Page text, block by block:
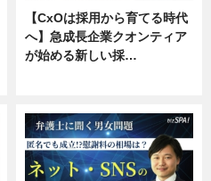
【CxOは採用から育てる時代
へ】急成長企業クオンティア
が始める新しい採…